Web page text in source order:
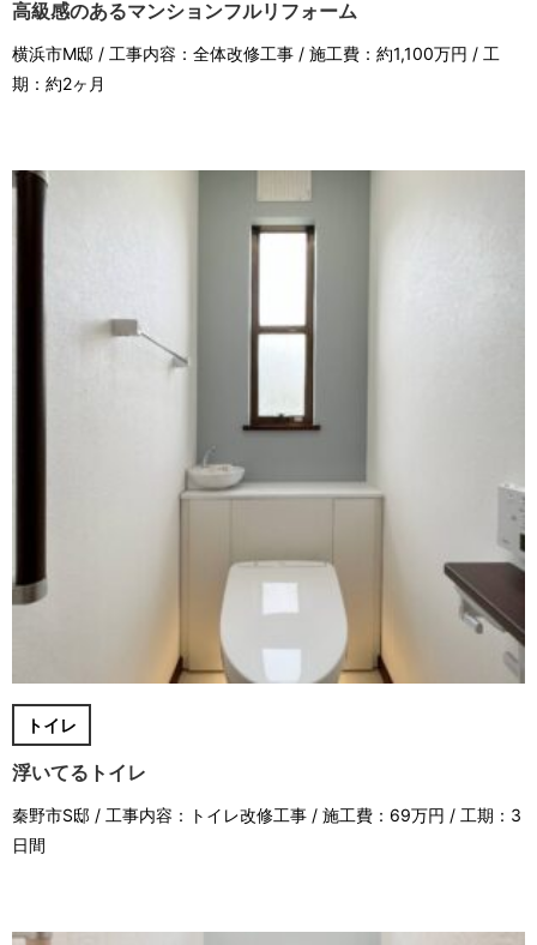
高級感のあるマンションフルリフォーム
横浜市M邸 / 工事内容：全体改修工事 / 施工費：約1,100万円 / 工
期：約2ヶ月
トイレ
浮いてるトイレ
秦野市S邸 / 工事内容：トイレ改修工事 / 施工費：69万円 / 工期：3
日間